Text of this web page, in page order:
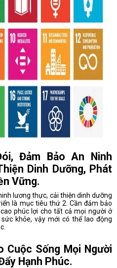
Đảm Bảo An Ninh
Dinh Dưỡng, Phát
Vững.
lương thực, cải thiện dinh dưỡng
là mục tiêu thứ 2. Cần đảm bảo
phúc lợi cho tất cả mọi người ở
khỏe, vậy mới có thể lao động
Cuộc Sống Mọi Người
Hạnh Phúc.